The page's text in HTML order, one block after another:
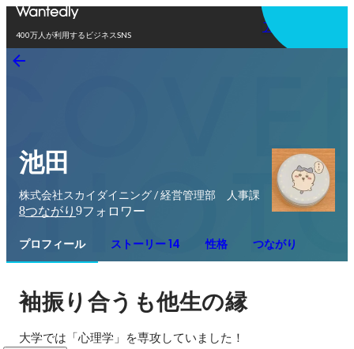
400万人が利用するビジネスSNS
アプリを使う
池田
株式会社スカイダイニング / 経営管理部 人事課
8つながり 9フォロワー
プロフィール ストーリー 14 性格 つながり
袖振り合うも他生の縁
大学では「心理学」を専攻していました！